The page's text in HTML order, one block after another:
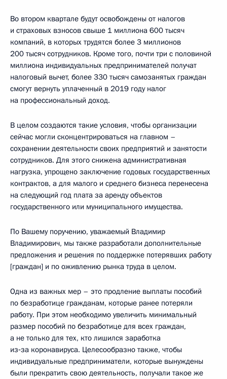
Во втором квартале будут освобождены от налогов
и страховых взносов свыше 1 миллиона 600 тысяч
компаний, в которых трудятся более 3 миллионов
200 тысяч сотрудников. Кроме того, почти три с половиной
миллиона индивидуальных предпринимателей получат
налоговый вычет, более 330 тысяч самозанятых граждан
смогут вернуть уплаченный в 2019 году налог
на профессиональный доход.
В целом создаются такие условия, чтобы организации
сейчас могли сконцентрироваться на главном –
сохранении деятельности своих предприятий и занятости
сотрудников. Для этого снижена административная
нагрузка, упрощено заключение годовых государственных
контрактов, а для малого и среднего бизнеса перенесена
на следующий год плата за аренду объектов
государственного или муниципального имущества.
По Вашему поручению, уважаемый Владимир
Владимирович, мы также разработали дополнительные
предложения и решения по поддержке потерявших работу
[граждан] и по оживлению рынка труда в целом.
Одна из важных мер – это продление выплаты пособий
по безработице гражданам, которые ранее потеряли
работу. При этом необходимо увеличить минимальный
размер пособий по безработице для всех граждан,
а не только для тех, кто лишился заработка
из‑за коронавируса. Целесообразно также, чтобы
индивидуальные предприниматели, которые вынуждены
были прекратить свою деятельность, получали такое же